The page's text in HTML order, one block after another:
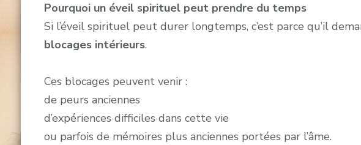
Pourquoi un éveil spirituel peut prendre du temps
Si l’éveil spirituel peut durer longtemps, c’est parce qu’il
blocages intérieurs.
Ces blocages peuvent venir :
de peurs anciennes
d’expériences difficiles dans cette vie
ou parfois de mémoires plus anciennes portées par l’âme.